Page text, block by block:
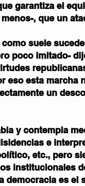
garantiza el
, que un
suele
poco imitado-
eso esta marcha
un
y contempla
e
etc., pero
institucionales
democracia es